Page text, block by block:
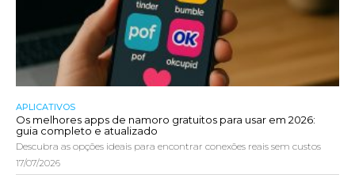
APLICATIVOS
Os melhores apps de namoro gratuitos para usar em 2026:
guia completo e atualizado
Descubra as opções ideais para encontrar conexões reais sem custos
17/07/2026